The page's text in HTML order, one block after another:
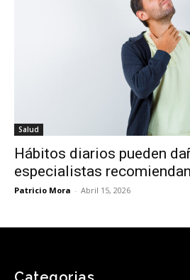
Salud
Hábitos diarios pueden
especialistas
Patricio Mora - Abril 15, 2026